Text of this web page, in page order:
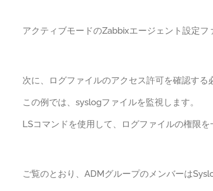
アクティブモードのZabbixエージェント設定フ
次に、ログファイルのアクセス許可を確認する
この例では、syslogファイルを監視します。
LSコマンドを使用して、ログファイルの権限を
ご覧のとおり、ADMグループのメンバーは